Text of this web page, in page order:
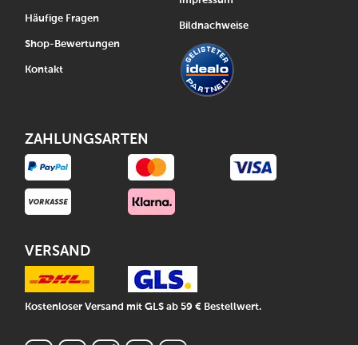
Häufige Fragen
Shop-Bewertungen
Kontakt
Bildnachweise
ZAHLUNGSARTEN
VERSAND
Kostenloser Versand mit GLS ab 59 € Bestellwert.